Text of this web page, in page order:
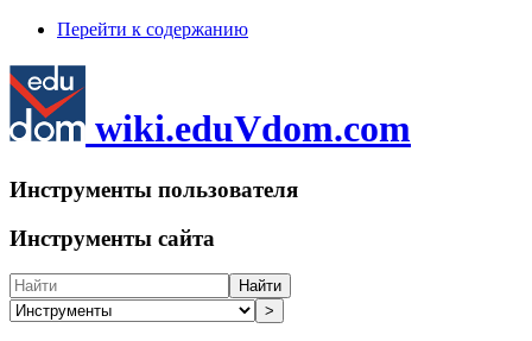
Перейти к содержанию
wiki.eduVdom.com
Инструменты пользователя
Инструменты сайта
Найти
>